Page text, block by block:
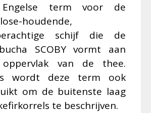
term voor de
houdende,
schijf die de
SCOBY vormt aan
van de thee.
wordt deze term ook
om de buitenste laag
te beschrijven.